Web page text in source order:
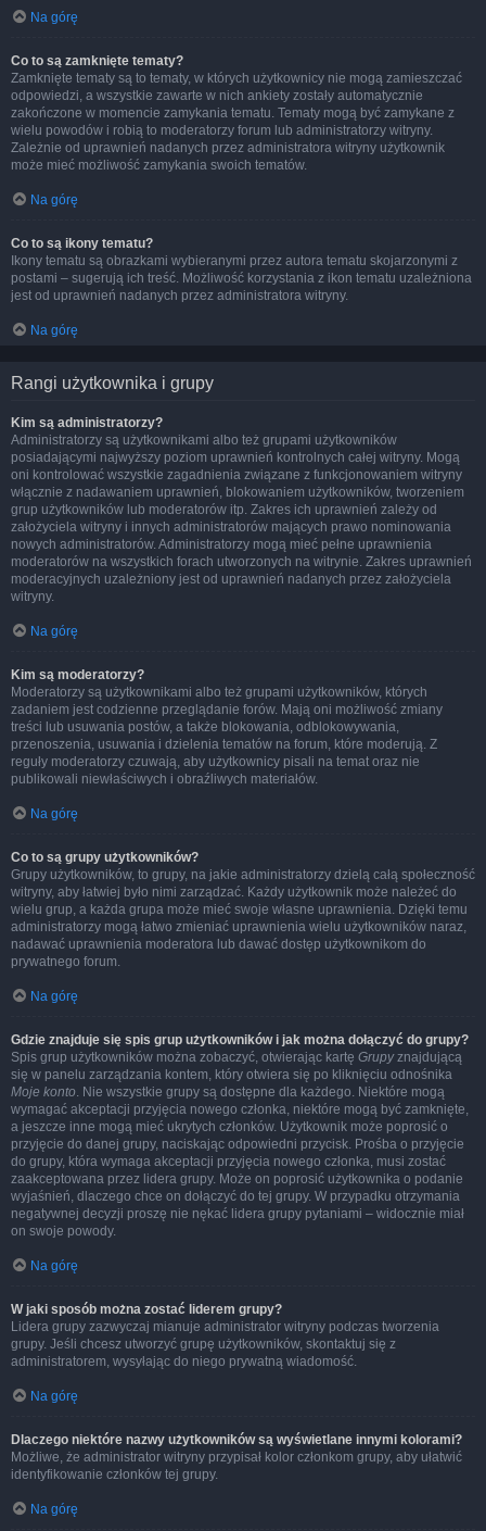
Na górę
Co to są zamknięte tematy?
Zamknięte tematy są to tematy, w których użytkownicy nie mogą zamieszczać
odpowiedzi, a wszystkie zawarte w nich ankiety zostały automatycznie
zakończone w momencie zamykania tematu. Tematy mogą być zamykane z
wielu powodów i robią to moderatorzy forum lub administratorzy witryny.
Zależnie od uprawnień nadanych przez administratora witryny użytkownik
może mieć możliwość zamykania swoich tematów.
Na górę
Co to są ikony tematu?
Ikony tematu są obrazkami wybieranymi przez autora tematu skojarzonymi z
postami – sugerują ich treść. Możliwość korzystania z ikon tematu uzależniona
jest od uprawnień nadanych przez administratora witryny.
Na górę
Rangi użytkownika i grupy
Kim są administratorzy?
Administratorzy są użytkownikami albo też grupami użytkowników
posiadającymi najwyższy poziom uprawnień kontrolnych całej witryny. Mogą
oni kontrolować wszystkie zagadnienia związane z funkcjonowaniem witryny
włącznie z nadawaniem uprawnień, blokowaniem użytkowników, tworzeniem
grup użytkowników lub moderatorów itp. Zakres ich uprawnień zależy od
założyciela witryny i innych administratorów mających prawo nominowania
nowych administratorów. Administratorzy mogą mieć pełne uprawnienia
moderatorów na wszystkich forach utworzonych na witrynie. Zakres uprawnień
moderacyjnych uzależniony jest od uprawnień nadanych przez założyciela
witryny.
Na górę
Kim są moderatorzy?
Moderatorzy są użytkownikami albo też grupami użytkowników, których
zadaniem jest codzienne przeglądanie forów. Mają oni możliwość zmiany
treści lub usuwania postów, a także blokowania, odblokowywania,
przenoszenia, usuwania i dzielenia tematów na forum, które moderują. Z
reguły moderatorzy czuwają, aby użytkownicy pisali na temat oraz nie
publikowali niewłaściwych i obraźliwych materiałów.
Na górę
Co to są grupy użytkowników?
Grupy użytkowników, to grupy, na jakie administratorzy dzielą całą społeczność
witryny, aby łatwiej było nimi zarządzać. Każdy użytkownik może należeć do
wielu grup, a każda grupa może mieć swoje własne uprawnienia. Dzięki temu
administratorzy mogą łatwo zmieniać uprawnienia wielu użytkowników naraz,
nadawać uprawnienia moderatora lub dawać dostęp użytkownikom do
prywatnego forum.
Na górę
Gdzie znajduje się spis grup użytkowników i jak można dołączyć do grupy?
Spis grup użytkowników można zobaczyć, otwierając kartę Grupyznajdującą
się w panelu zarządzania kontem, który otwiera się po kliknięciu odnośnika
Moje konto. Nie wszystkie grupy są dostępne dla każdego. Niektóre mogą
wymagać akceptacji przyjęcia nowego członka, niektóre mogą być zamknięte,
a jeszcze inne mogą mieć ukrytych członków. Użytkownik może poprosić o
przyjęcie do danej grupy, naciskając odpowiedni przycisk. Prośba o przyjęcie
do grupy, która wymaga akceptacji przyjęcia nowego członka, musi zostać
zaakceptowana przez lidera grupy. Może on poprosić użytkownika o podanie
wyjaśnień, dlaczego chce on dołączyć do tej grupy. W przypadku otrzymania
negatywnej decyzji proszę nie nękać lidera grupy pytaniami – widocznie miał
on swoje powody.
Na górę
W jaki sposób można zostać liderem grupy?
Lidera grupy zazwyczaj mianuje administrator witryny podczas tworzenia
grupy. Jeśli chcesz utworzyć grupę użytkowników, skontaktuj się z
administratorem, wysyłając do niego prywatną wiadomość.
Na górę
Dlaczego niektóre nazwy użytkowników są wyświetlane innymi kolorami?
Możliwe, że administrator witryny przypisał kolor członkom grupy, aby ułatwić
identyfikowanie członków tej grupy.
Na górę